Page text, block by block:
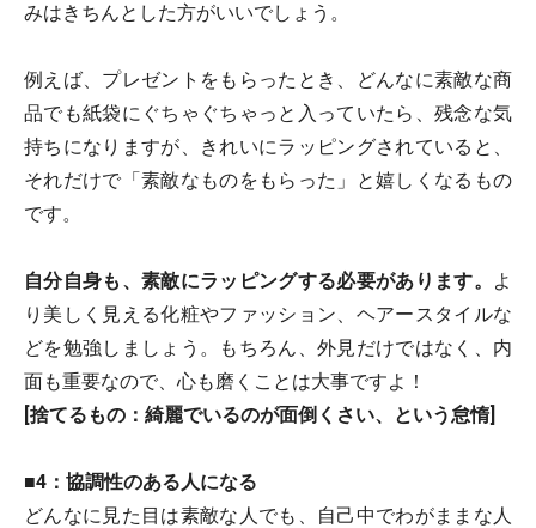
みはきちんとした方がいいでしょう。
例えば、プレゼントをもらったとき、どんなに素敵な商
品でも紙袋にぐちゃぐちゃっと入っていたら、残念な気
持ちになりますが、きれいにラッピングされていると、
それだけで「素敵なものをもらった」と嬉しくなるもの
です。
自分自身も、素敵にラッピングする必要があります。
よ
り美しく見える化粧やファッション、ヘアースタイルな
どを勉強しましょう。もちろん、外見だけではなく、内
面も重要なので、心も磨くことは大事ですよ！
[捨てるもの：綺麗でいるのが面倒くさい、という怠惰]
■4：協調性のある人になる
どんなに見た目は素敵な人でも、自己中でわがままな人